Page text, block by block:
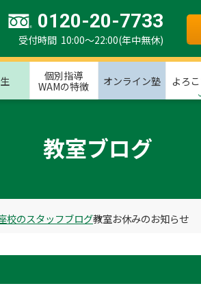
0120-20-7733
受付時間 10:00～22:00(年中無休)
個別指導
WAMの特徴
オンライン塾 よろ
教室ブログ
校のスタッフブログ教室お休みのお知らせ